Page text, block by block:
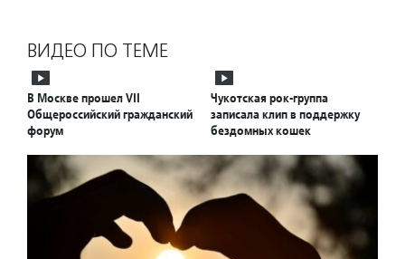
ВИДЕО ПО ТЕМЕ
В Москве прошел VII
Общероссийский гражданский
форум
Чукотская рок-группа
записала клип в поддержку
бездомных кошек